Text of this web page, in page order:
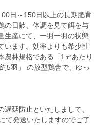
日～150日以上の長期肥育
の日齢、体調を見て餌を与
生産にて、一羽一羽の状態
います。効率よりも希少性
農林規格である「1㎡あたり
5羽」 の放型鶏舎で、ゆっ
延防止といたしまして、
て発送いたしますのでご了